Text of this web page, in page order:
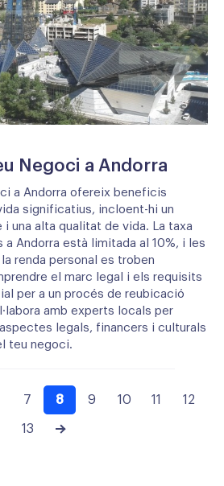
Negoci a Andorra
a Andorra ofereix beneficis
significatius, incloent-hi un
una alta qualitat de vida. La taxa
Andorra està limitada al 10%, i les
renda personal es troben
el marc legal i els requisits
per a un procés de reubicació
amb experts locals per
legals, financers i culturals
teu negoci.
7 8 9 10 11 12
13